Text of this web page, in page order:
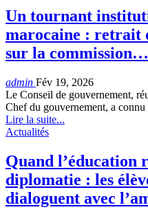
Un tournant
marocaine : retrait
sur la commission…
admin Fév 19, 2026
Le Conseil de gouvernement,
Chef du gouvernement, a
Lire la suite...
Actualités
Quand l’éducation
diplomatie : les
dialoguent avec